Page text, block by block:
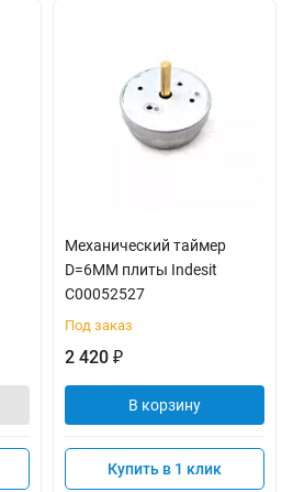
Механический таймер
D=6MM плиты Indesit
C00052527
Под заказ
2 420 ₽
В корзину
Купить в 1 клик